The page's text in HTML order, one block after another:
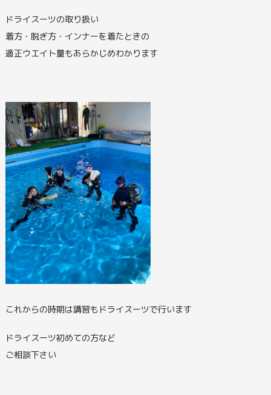
ドライスーツの取り扱い
着方・脱ぎ方・インナーを着たときの
適正ウエイト量もあらかじめわかります
これからの時期は講習もドライスーツで行います
ドライスーツ初めての方など
ご相談下さい